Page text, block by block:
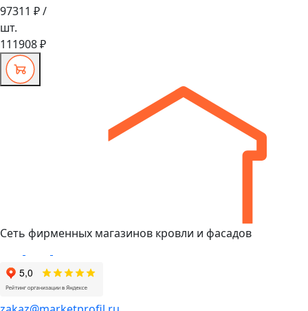
97311 ₽/
шт.
111908 ₽
Сеть фирменных магазинов кровли и фасадов